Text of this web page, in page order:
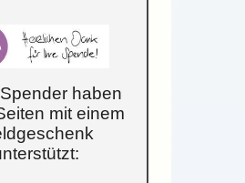
haben
mit einem